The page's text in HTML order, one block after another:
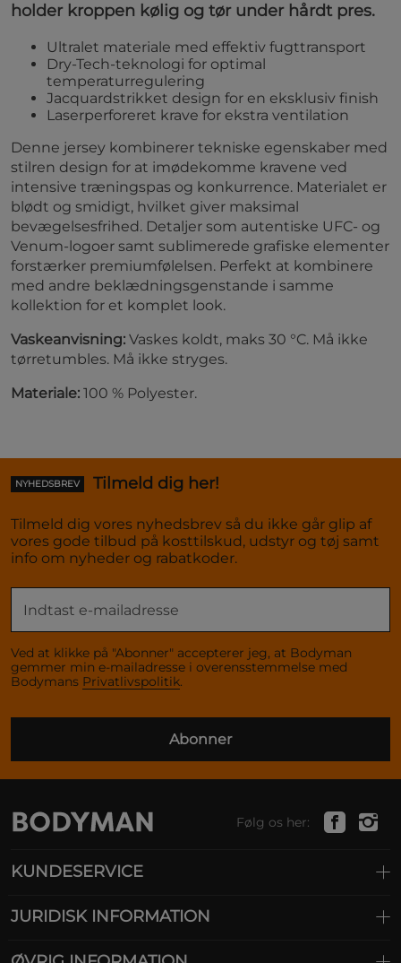
holder kroppen kølig og tør under hårdt pres.
Ultralet materiale med effektiv fugttransport
Dry-Tech-teknologi for optimal
temperaturregulering
Jacquardstrikket design for en eksklusiv finish
Laserperforeret krave for ekstra ventilation
Denne jersey kombinerer tekniske egenskaber med
stilren design for at imødekomme kravene ved
intensive træningspas og konkurrence. Materialet er
blødt og smidigt, hvilket giver maksimal
bevægelsesfrihed. Detaljer som autentiske UFC- og
Venum-logoer samt sublimerede grafiske elementer
forstærker premiumfølelsen. Perfekt at kombinere
med andre beklædningsgenstande i samme
kollektion for et komplet look.
Vaskeanvisning: Vaskes koldt, maks 30 °C. Må ikke
tørretumbles. Må ikke stryges.
Materiale: 100 % Polyester.
NYHEDSBREV Tilmeld dig her!
Tilmeld dig vores nyhedsbrev så du ikke går glip af
vores gode tilbud på kosttilskud, udstyr og tøj samt
info om nyheder og rabatkoder.
Ved at klikke på "Abonner" accepterer jeg, at Bodyman
gemmer min e-mailadresse i overensstemmelse med
Bodymans Privatlivspolitik.
Abonner
Følg os her:
KUNDESERVICE
JURIDISK INFORMATION